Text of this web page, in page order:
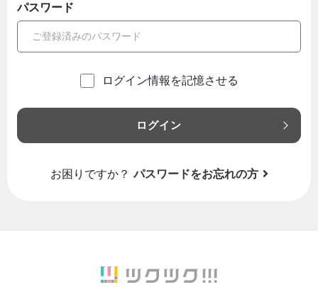
パスワード
ログイン情報を記憶させる
ログイン
お困りですか？ パスワードをお忘れの方